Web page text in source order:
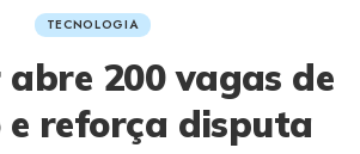
TECNOLOGIA
abre 200 vagas de
e reforça disputa